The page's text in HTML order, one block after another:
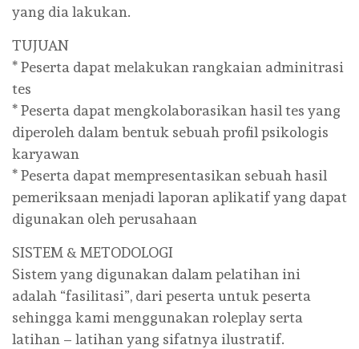
yang dia lakukan.
TUJUAN
* Peserta dapat melakukan rangkaian adminitrasi
tes
* Peserta dapat mengkolaborasikan hasil tes yang
diperoleh dalam bentuk sebuah profil psikologis
karyawan
* Peserta dapat mempresentasikan sebuah hasil
pemeriksaan menjadi laporan aplikatif yang dapat
digunakan oleh perusahaan
SISTEM & METODOLOGI
Sistem yang digunakan dalam pelatihan ini
adalah “fasilitasi”, dari peserta untuk peserta
sehingga kami menggunakan roleplay serta
latihan – latihan yang sifatnya ilustratif.